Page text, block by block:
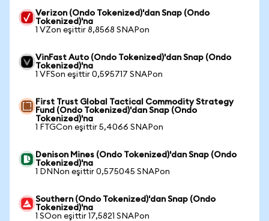
Verizon (Ondo Tokenized)'dan Snap (Ondo
Tokenized)'na
1 VZon eşittir 8,8568 SNAPon
VinFast Auto (Ondo Tokenized)'dan Snap (Ondo
Tokenized)'na
1 VFSon eşittir 0,595717 SNAPon
First Trust Global Tactical Commodity Strategy
Fund (Ondo Tokenized)'dan Snap (Ondo
Tokenized)'na
1 FTGCon eşittir 5,4066 SNAPon
Denison Mines (Ondo Tokenized)'dan Snap (Ondo
Tokenized)'na
1 DNNon eşittir 0,575045 SNAPon
Southern (Ondo Tokenized)'dan Snap (Ondo
Tokenized)'na
1 SOon eşittir 17,5821 SNAPon